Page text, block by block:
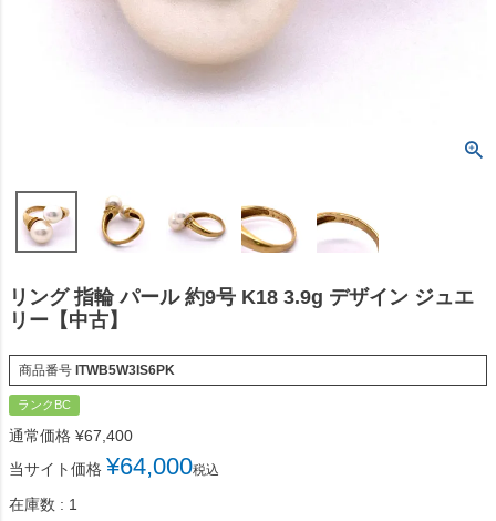
リング 指輪 パール 約9号 K18 3.9g デザイン ジュエ
リー【中古】
商品番号 ITWB5W3IS6PK
ランクBC
通常価格 ¥67,400
当サイト価格 ¥64,000税込
在庫数 1